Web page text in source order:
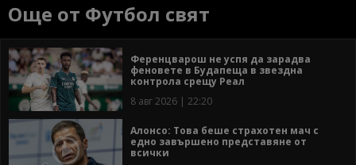
Още от Футбол свят
Ференцварош не успя да зарадва
феновете в Будапеща в звездна
контрола срещу Реал
8 авг 2026 | 22:20
Алонсо: Това беше страхотен мач с
едно завършено представяне от
всички